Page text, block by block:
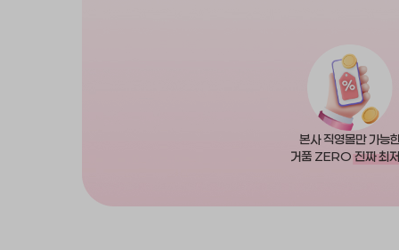
본사 직영몰만 가능
거품 ZERO 진짜 최